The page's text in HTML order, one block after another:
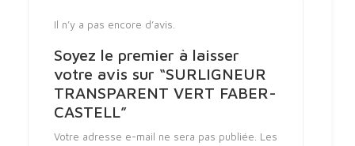
Il n’y a pas encore d’avis.
Soyez le premier à laisser
votre avis sur “SURLIGNEUR
TRANSPARENT VERT FABER-
CASTELL”
Votre adresse e-mail ne sera pas publiée. Les